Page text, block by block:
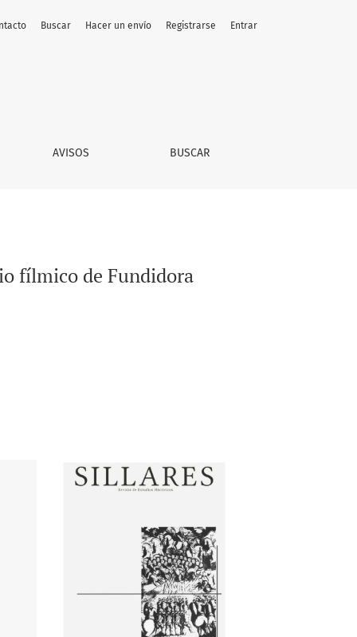
AVISOS BUSCAR
Buscar Hacer un envío Registrarse Entrar
fílmico de Fundidora